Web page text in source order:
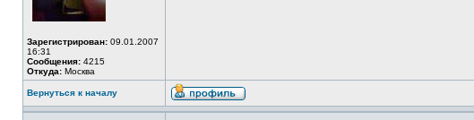
Зарегистрирован: 09.01.2007
16:31
Сообщения: 4215
Откуда: Москва
Вернуться к началу